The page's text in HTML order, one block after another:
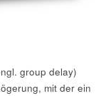
group delay)
mit der ein